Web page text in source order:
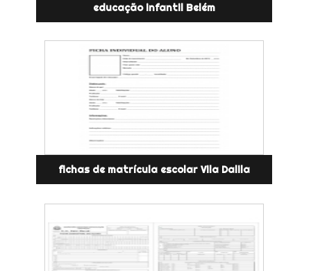
educação infantil Belém
fichas de matrícula escolar Vila Dalila